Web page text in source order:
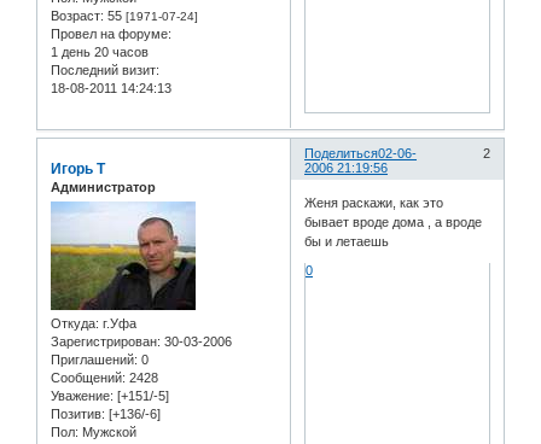
Возраст: 55 [1971-07-24]
Провел на форуме:
1 день 20 часов
Последний визит:
18-08-2011 14:24:13
Поделиться 2
02-06-
2006 21:19:56
Игорь Т
Администратор
Откуда: г.Уфа
Зарегистрирован: 30-03-2006
Приглашений: 0
Сообщений: 2428
Уважение: [+151/-5]
Позитив: [+136/-6]
Пол: Мужской
Женя раскажи, как это
бывает вроде дома , а вроде
бы и летаешь
0